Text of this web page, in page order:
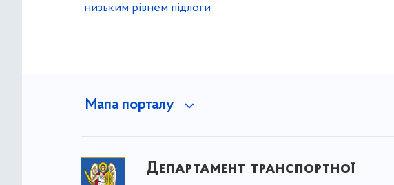
низьким рівнем підлоги
Мапа порталу
Департамент транспортної